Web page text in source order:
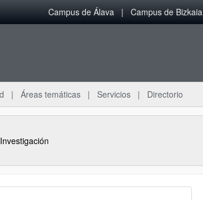
Campus de Álava Campus de Bizkaia
Áreas temáticas Servicios Directorio